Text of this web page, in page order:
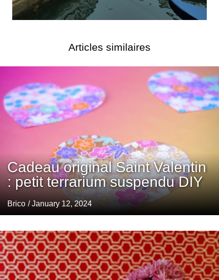
Articles similaires
Cadeau original Saint Valentin
: petit terrarium suspendu DIY
Brico / January 12, 2024